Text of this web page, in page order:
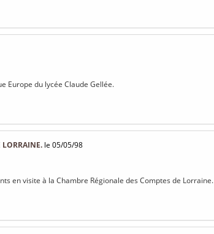
Europe du lycée Claude Gellée.
LORRAINE. le 05/05/98
en visite à la Chambre Régionale des Comptes de Lorraine.